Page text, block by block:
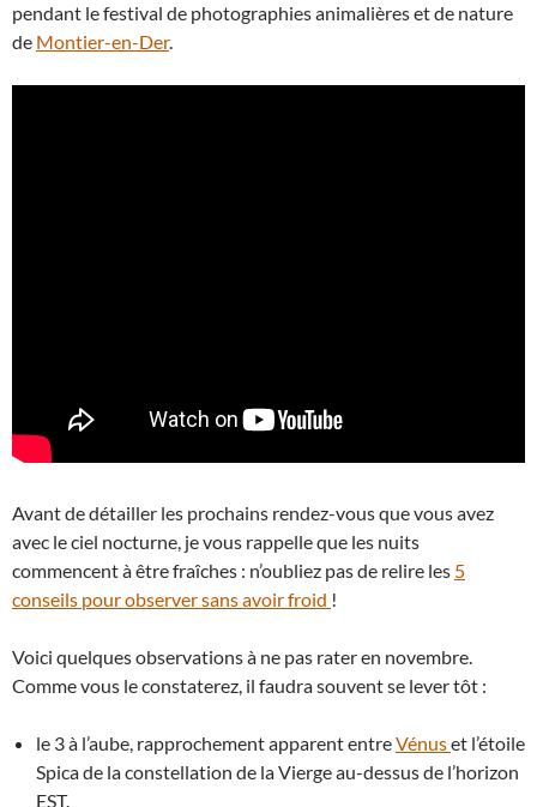
pendant le festival de photographies animalières et de nature
de Montier-en-Der.
Avant de détailler les prochains rendez-vous que vous avez
avec le ciel nocturne, je vous rappelle que les nuits
commencent à être fraîches : n’oubliez pas de relire les 5
conseils pour observer sans avoir froid !
Voici quelques observations à ne pas rater en novembre.
Comme vous le constaterez, il faudra souvent se lever tôt :
le 3 à l’aube, rapprochement apparent entreVénuset l’étoile
Spica de la constellation de la Vierge au-dessus de l’horizon
EST.